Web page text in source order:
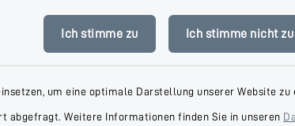
Ich stimme zu Ich stimme nicht zu
um eine optimale Darstellung unserer Website
abgefragt. Weitere Informationen finden Sie in unseren
Mittwoch
09:00-14:00